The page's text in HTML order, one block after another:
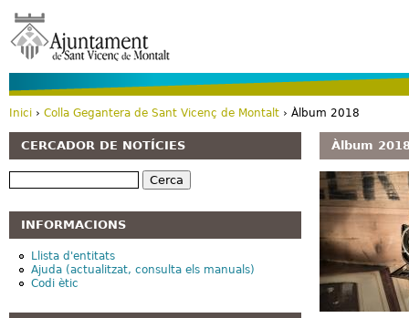
Àlbum
Esteu aquí
Inici › Colla Gegantera de Sant Vicenç de Montalt › Àlbum 2018
CERCADOR DE NOTÍCIES
Cerca
INFORMACIONS
Llista d'entitats
Ajuda (actualitzat, consulta els manuals)
Codi ètic